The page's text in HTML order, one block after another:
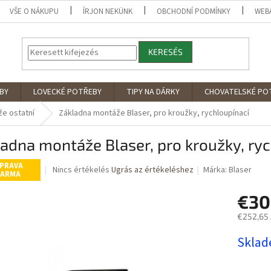
VŠE O NÁKUPU ÍRJON NEKÜNK OBCHODNÍ PODMÍNKY
KERESÉS
LOVECKÉ POTŘEBY TIPY NA DÁRKY CHOVATELSKÉ
ostatní Základna montáže Blaser, pro kroužky, rychloupínací
montáže Blaser, pro kroužky,
A
Nincs értékelés Ugrás az értékeléshez Márka:Blaser
€252,65